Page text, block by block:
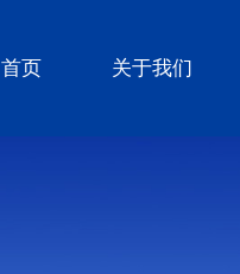
首页 关于我们